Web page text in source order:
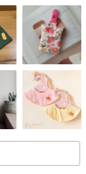
後將一隻手指放入
，就是屬於低子宮
子宮頸，就是屬於
己的摺疊方法，並
，請確保月經杯在
。